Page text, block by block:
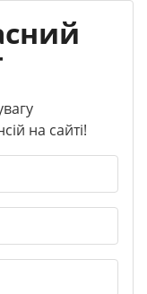
на сайті!